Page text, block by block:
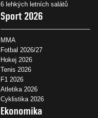
6 lehkých letních salátů
Sport 2026
MMA
Fotbal 2026/27
Hokej 2026
Tenis 2026
F1 2026
Atletika 2026
Cyklistika 2026
Ekonomika